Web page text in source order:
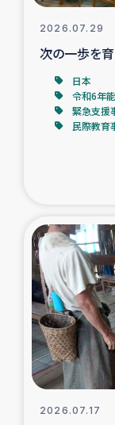
ア
2026.07.29
次の一歩を
日本
令和6年
緊急支援
民際教育
2026.07.17